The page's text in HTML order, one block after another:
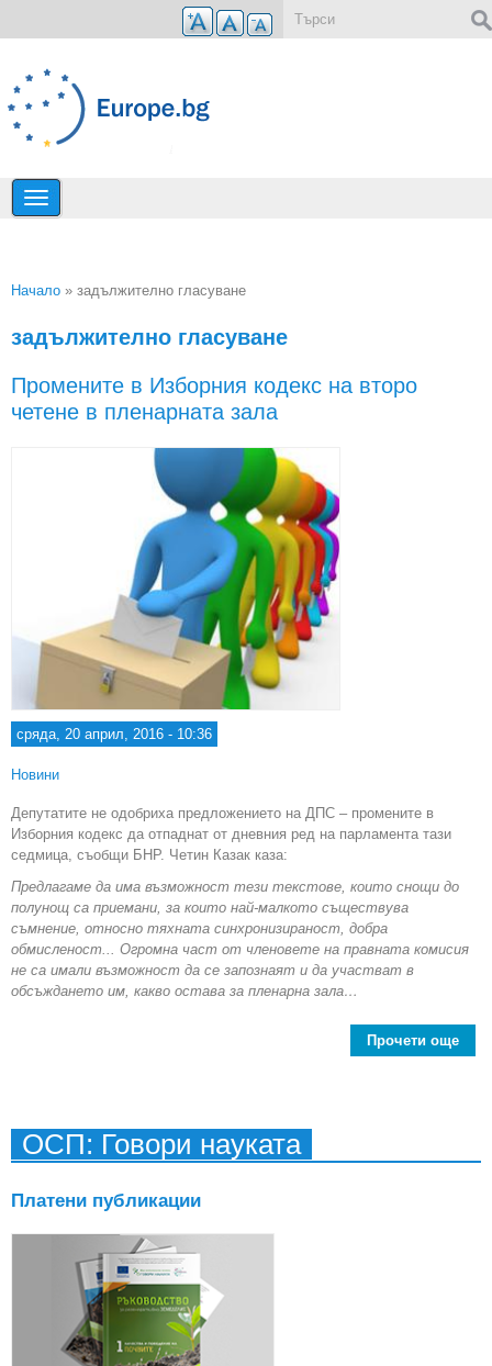
Премини към основното съдържание
Начало » задължително гласуване
задължително гласуване
Промените в Изборния кодекс на второ
четене в пленарната зала
сряда, 20 април, 2016 - 10:36
Новини
Депутатите не одобриха предложението на ДПС – промените в
Изборния кодекс да отпаднат от дневния ред на парламента тази
седмица, съобщи БНР. Четин Казак каза:
Предлагаме да има възможност тези текстове, които снощи до
полунощ са приемани, за които най-малкото съществува
съмнение, относно тяхната синхронизираност, добра
обмисленост... Огромна част от членовете на правната комисия
не са имали възможност да се запознаят и да участват в
обсъждането им, какво остава за пленарна зала…
Прочети още
ОСП: Говори науката
Платени публикации